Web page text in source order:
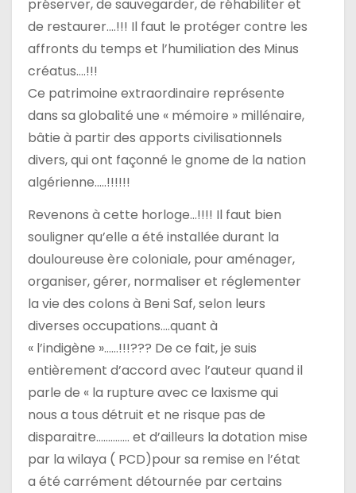
préserver, de sauvegarder, de réhabiliter et
de restaurer….!!! Il faut le protéger contre les
affronts du temps et l’humiliation des Minus
créatus….!!!
Ce patrimoine extraordinaire représente
dans sa globalité une « mémoire » millénaire,
bâtie à partir des apports civilisationnels
divers, qui ont façonné le gnome de la nation
algérienne…..!!!!!!
Revenons à cette horloge…!!!! Il faut bien
souligner qu’elle a été installée durant la
douloureuse ère coloniale, pour aménager,
organiser, gérer, normaliser et réglementer
la vie des colons à Beni Saf, selon leurs
diverses occupations….quant à
« l’indigène »……!!!??? De ce fait, je suis
entièrement d’accord avec l’auteur quand il
parle de « la rupture avec ce laxisme qui
nous a tous détruit et ne risque pas de
disparaitre………….. et d’ailleurs la dotation mise
par la wilaya ( PCD)pour sa remise en l’état
a été carrément détournée par certains